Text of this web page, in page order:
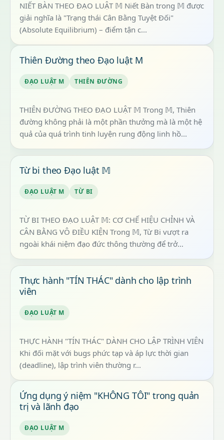
NIẾT BÀN THEO ĐẠO LUẬT 𝕄 Niết Bàn trong 𝕄 được
giải nghĩa là "Trạng thái Cân Bằng Tuyệt Đối"
(Absolute Equilibrium) – điểm tận c...
Thiên Đường theo Đạo luật M
ĐẠO LUẬT M THIÊN ĐƯỜNG
THIÊN ĐƯỜNG THEO ĐẠO LUẬT 𝕄 Trong 𝕄, Thiên
đường không phải là một phần thưởng mà là một hệ
quả của quá trình tinh luyện rung động linh hồ...
Từ bi theo Đạo luật 𝕄
ĐẠO LUẬT M TỪ BI
TỪ BI THEO ĐẠO LUẬT 𝕄: CƠ CHẾ HIỆU CHỈNH VÀ
CÂN BẰNG VÔ ĐIỀU KIỆN Trong 𝕄, Từ Bi vượt ra
ngoài khái niệm đạo đức thông thường để trở
Thực hành "TÍN THÁC" dành cho lập trình
viên
ĐẠO LUẬT M
THỰC HÀNH "TÍN THÁC" DÀNH CHO LẬP TRÌNH VIÊN
Khi đối mặt với bugs phức tạp và áp lực thời gian
(deadline), lập trình viên thường r...
Ứng dụng ý niệm "KHÔNG TÔI" trong quản
trị và lãnh đạo
ĐẠO LUẬT M